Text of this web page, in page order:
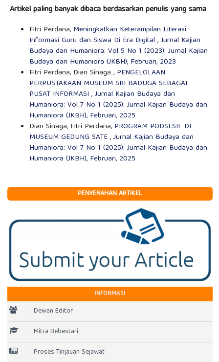
Artikel paling banyak dibaca berdasarkan penulis yang sama
Fitri Perdana, Meningkatkan Keterampilan Literasi
Informasi Guru dan Siswa Di Era Digital ,Jurnal Kajian
Budaya dan Humaniora: Vol 5 No 1 (2023): Jurnal Kajian
Budaya dan Humaniora (JKBH), Februari, 2023
Fitri Perdana, Dian Sinaga , PENGELOLAAN
PERPUSTAKAAN MUSEUM SRI BADUGA SEBAGAI
PUSAT INFORMASI ,Jurnal Kajian Budaya dan
Humaniora: Vol 7 No 1 (2025): Jurnal Kajian Budaya dan
Humaniora (JKBH), Februari, 2025
Dian Sinaga, Fitri Perdana, PROGRAM PODSESIF DI
MUSEUM GEDUNG SATE,Jurnal Kajian Budaya dan
Humaniora: Vol 7 No 1 (2025): Jurnal Kajian Budaya dan
Humaniora (JKBH), Februari, 2025
PENYERAHAN ARTIKEL
INFORMASI
Dewan Editor
Mitra Bebestari
Proses Tinjauan Sejawat